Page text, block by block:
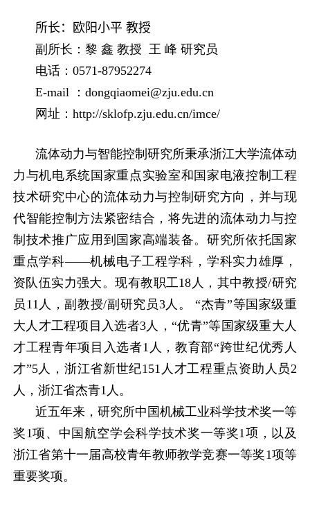
所长：欧阳小平 教授
副所长：黎 鑫 教授 王 峰 研究员
电话： 0571-87952274
E-mail
： dongqiaomei@zju.edu.cn
网址： http://sklofp.zju.edu.cn/imce/
流体动力与智能控制研究所秉承浙江大学流体动
力与机电系统国家重点实验室和国家电液控制工程
技术研究中心的流体动力与控制研究方向，并与现
代智能控制方法紧密结合，将先进的流体动力与控
制技术推广应用到国家高端装备。研究所依托国家
重点学科——机械电子工程学科，学科实力雄厚，
资队伍实力强大。现有教职工18 人，其中教授/研究
员 11 人，副教授/副研究员3人。 “杰青”等国家级重
大人才工程项目入选者3人，“优青”等国家级重大人
才工程青年项目入选者1 人，教育部“跨世纪优秀人
才”5人，浙江省新世纪151 人才工程重点资助人员2
人，浙江省杰青1 人。
近五年来，研究所中国机械工业科学技术奖一等
奖1项、中国航空学会科学技术奖一等奖1项 ，以及
浙江省第十一届高校青年教师教学竞赛一等奖1项等
重要奖项。